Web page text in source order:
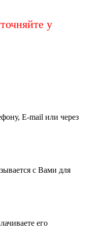
у
E-mail или через
с Вами для
его